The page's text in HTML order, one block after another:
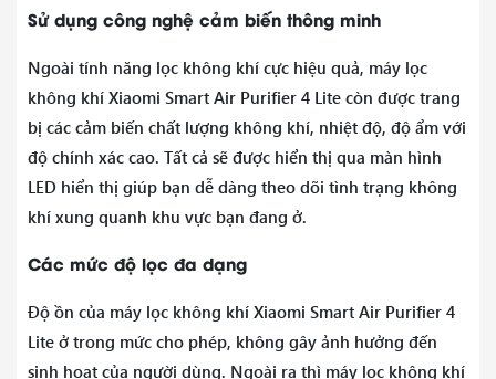
Sử dụng công nghệ cảm biến thông minh
Ngoài tính năng lọc không khí cực hiệu quả, máy lọc
không khí Xiaomi Smart Air Purifier 4 Lite còn được trang
bị các cảm biến chất lượng không khí, nhiệt độ, độ ẩm với
độ chính xác cao. Tất cả sẽ được hiển thị qua màn hình
LED hiển thị giúp bạn dễ dàng theo dõi tình trạng không
khí xung quanh khu vực bạn đang ở.
Các mức độ lọc đa dạng
Độ ồn của máy lọc không khí Xiaomi Smart Air Purifier 4
Lite ở trong mức cho phép, không gây ảnh hưởng đến
sinh hoạt của người dùng. Ngoài ra thì máy lọc không khí